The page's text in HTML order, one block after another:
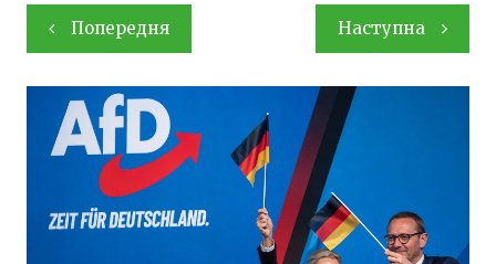
Навігація
записів
Попередня Наступна